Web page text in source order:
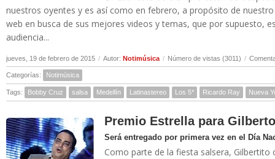
nuestros oyentes y es así como en febrero, a propósito de
web en busca de sus mejores videos y temas, que por supuesto,
audiencia...
jueves, 19 de febrero de 2015 / Autor: Notimúsica / Número de vistas (3011) /
Categorías: Notimúsica
Tags: Bobby Cruz salsa Medellín Latinastereo Los 5* Ricardo Ray Nueva
Premio Estrella para
Será entregado por primera vez en el Día
Como parte de la fiesta salsera,